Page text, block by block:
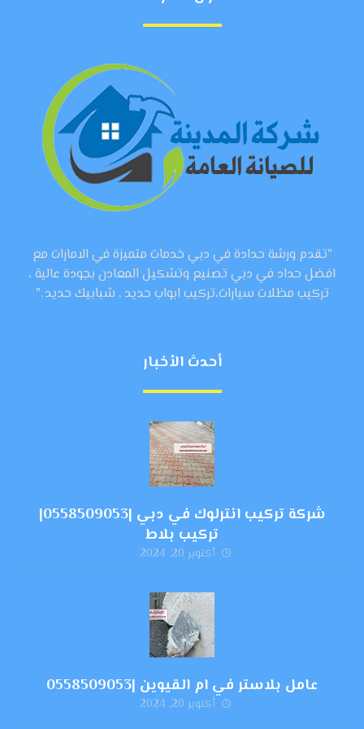
"تقدم ورشة حدادة في دبي خدمات متميزة في الامارات مع
افضل حداد في دبي تصنيع وتشكيل المعادن بجودة عالية ،
تركيب مظلات سيارات،تركيب ابواب حديد , شبابيك حديد ."
أحدث الأخبار
شركة تركيب انترلوك في دبي |0558509053|
تركيب بلاط
أكتوبر 20, 2024
عامل بلاستر في ام القيوين |0558509053
أكتوبر 20, 2024